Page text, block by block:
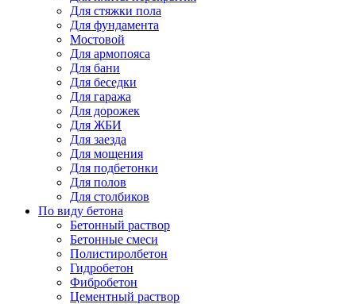
Для стяжки пола
Для фундамента
Мостовой
Для армопояса
Для бани
Для беседки
Для гаража
Для дорожек
Для ЖБИ
Для заезда
Для мощения
Для подбетонки
Для полов
Для столбиков
По виду бетона
Бетонный раствор
Бетонные смеси
Полистиролбетон
Гидробетон
Фибробетон
Цементный раствор